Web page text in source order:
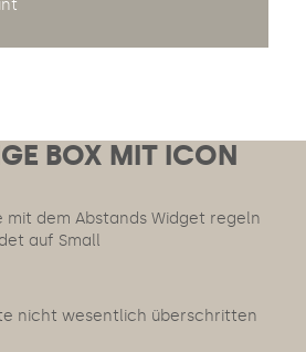
BOX MIT ICON
mit dem Abstands Widget regeln
auf Small
nicht wesentlich überschritten